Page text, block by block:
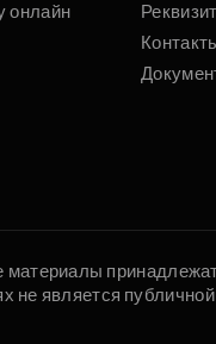
онлайн
материалы
не является